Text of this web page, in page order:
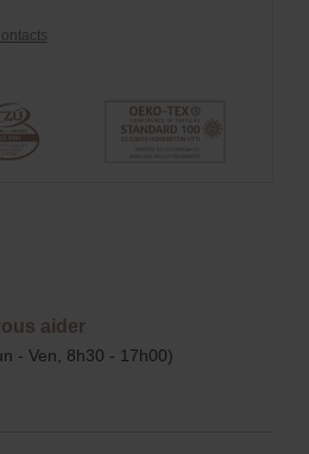
aider
- Ven, 8h30 - 17h00)